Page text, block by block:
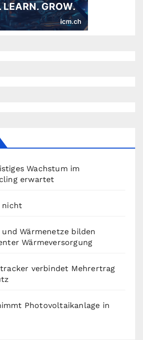
Wachstum im
erwartet
nicht
Wärmenetze bilden
Wärmeversorgung
verbindet Mehrertrag
Photovoltaikanlage in